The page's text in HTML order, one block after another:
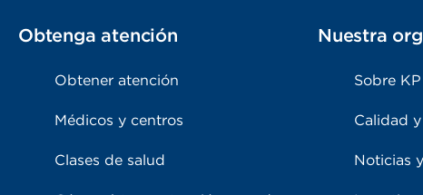
Obtenga atención
Obtener atención
Médicos y centros
Clases de salud
Nuestra
Sobre KP
Calidad
Noticias